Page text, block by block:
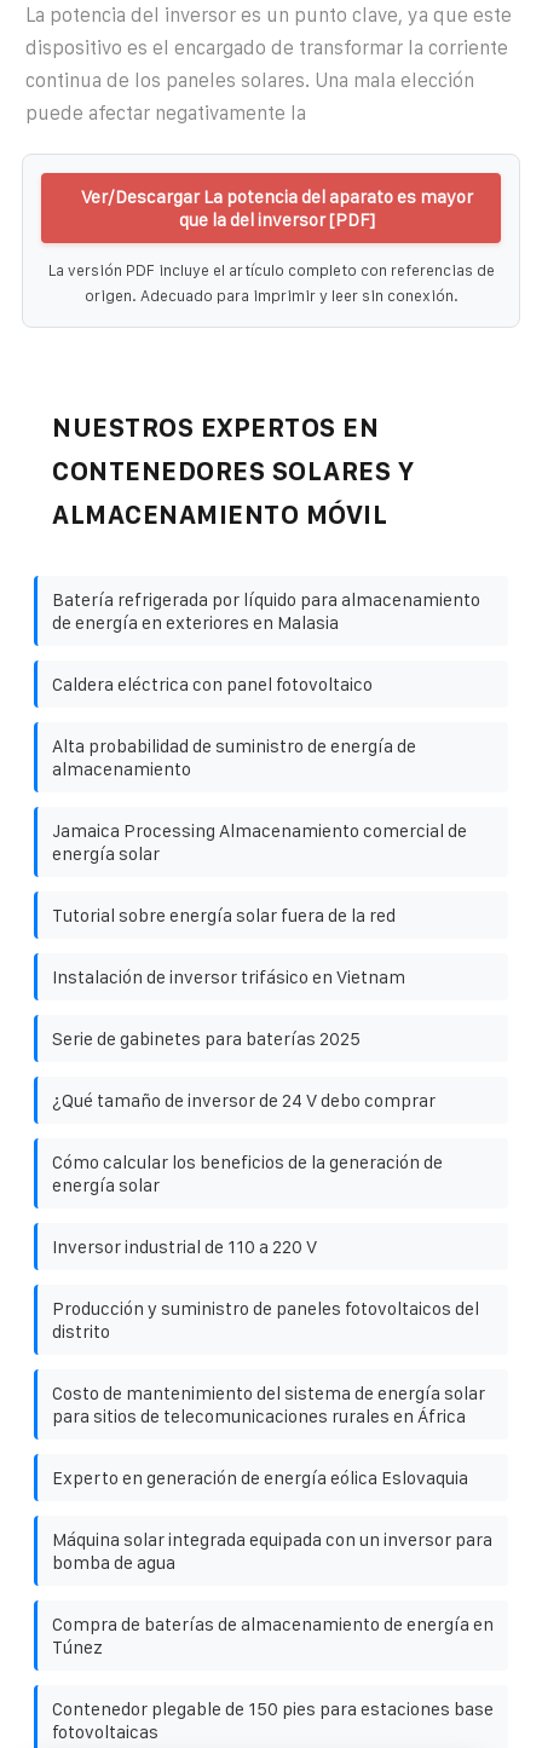
La potencia del inversor es un punto clave, ya que este
dispositivo es el encargado de transformar la corriente
continua de los paneles solares. Una mala elección
puede afectar negativamente la
Ver/Descargar La potencia del aparato es mayor
que la del inversor [PDF]
La versión PDF incluye el artículo completo con referencias de
origen. Adecuado para imprimir y leer sin conexión.
NUESTROS EXPERTOS EN
CONTENEDORES SOLARES Y
ALMACENAMIENTO MÓVIL
Batería refrigerada por líquido para almacenamiento
de energía en exteriores en Malasia
Caldera eléctrica con panel fotovoltaico
Alta probabilidad de suministro de energía de
almacenamiento
Jamaica Processing Almacenamiento comercial de
energía solar
Tutorial sobre energía solar fuera de la red
Instalación de inversor trifásico en Vietnam
Serie de gabinetes para baterías 2025
¿Qué tamaño de inversor de 24 V debo comprar
Cómo calcular los beneficios de la generación de
energía solar
Inversor industrial de 110 a 220 V
Producción y suministro de paneles fotovoltaicos del
distrito
Costo de mantenimiento del sistema de energía solar
para sitios de telecomunicaciones rurales en África
Experto en generación de energía eólica Eslovaquia
Máquina solar integrada equipada con un inversor para
bomba de agua
Compra de baterías de almacenamiento de energía en
Túnez
Contenedor plegable de 150 pies para estaciones base
fotovoltaicas